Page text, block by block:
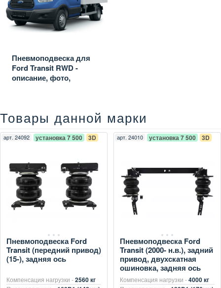
Пневмоподвеска для
Ford Transit RWD -
описание, фото,
Товары данной марки
арт. 24092 установка 7 500 3D
Пневмоподвеска Ford
Transit (передний привод)
(15-), задняя ось
Компенсация нагрузки -2560 кг
арт. 24010 установка 7 500 3D
Пневмоподвеска Ford
Transit (2000- н.в.), задний
привод, двухскатная
ошиновка, задняя ось
Компенсация нагрузки -4000 кг